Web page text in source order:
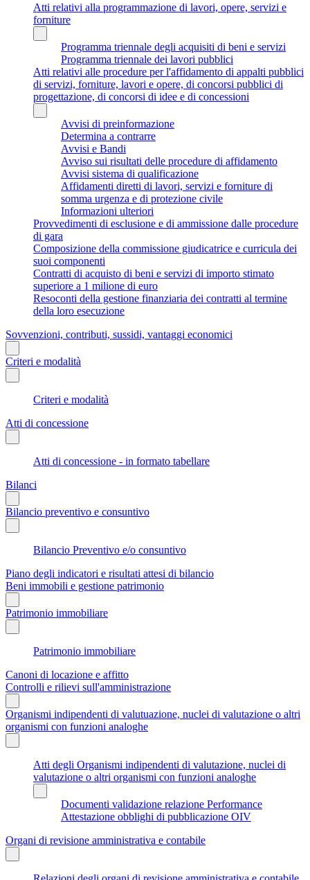
Atti relativi alla programmazione di lavori, opere, servizi e
forniture
Programma triennale degli acquisiti di beni e servizi
Programma triennale dei lavori pubblici
Atti relativi alle procedure per l'affidamento di appalti pubblici
di servizi, forniture, lavori e opere, di concorsi pubblici di
progettazione, di concorsi di idee e di concessioni
Avvisi di preinformazione
Determina a contrarre
Avvisi e Bandi
Avviso sui risultati delle procedure di affidamento
Avvisi sistema di qualificazione
Affidamenti diretti di lavori, servizi e forniture di
somma urgenza e di protezione civile
Informazioni ulteriori
Provvedimenti di esclusione e di ammissione dalle procedure
di gara
Composizione della commissione giudicatrice e curricula dei
suoi componenti
Contratti di acquisto di beni e servizi di importo stimato
superiore a 1 milione di euro
Resoconti della gestione finanziaria dei contratti al termine
della loro esecuzione
Sovvenzioni, contributi, sussidi, vantaggi economici
Criteri e modalità
Criteri e modalità
Atti di concessione
Atti di concessione - in formato tabellare
Bilanci
Bilancio preventivo e consuntivo
Bilancio Preventivo e/o consuntivo
Piano degli indicatori e risultati attesi di bilancio
Beni immobili e gestione patrimonio
Patrimonio immobiliare
Patrimonio immobiliare
Canoni di locazione e affitto
Controlli e rilievi sull'amministrazione
Organismi indipendenti di valutuazione, nuclei di valutazione o altri
organismi con funzioni analoghe
Atti degli Organismi indipendenti di valutazione, nuclei di
valutazione o altri organismi con funzioni analoghe
Documenti validazione relazione Performance
Attestazione obblighi di pubblicazione OIV
Organi di revisione amministrativa e contabile